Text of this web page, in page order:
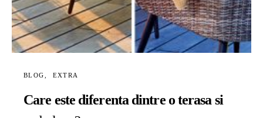
BLOG EXTRA
Care este diferenta dintre o terasa si